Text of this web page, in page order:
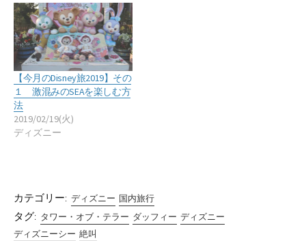
【今月のDisney旅2019】その
１ 激混みのSEAを楽しむ方
法
2019/02/19(火)
ディズニー
カテゴリー: ディズニー 国内旅行
タグ: タワー・オブ・テラー ダッフィー ディズニー
ディズニーシー 絶叫